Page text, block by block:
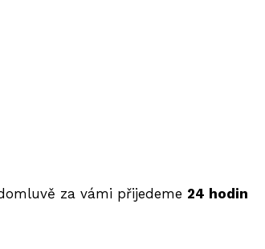
za vámi přijedeme 24 hodin